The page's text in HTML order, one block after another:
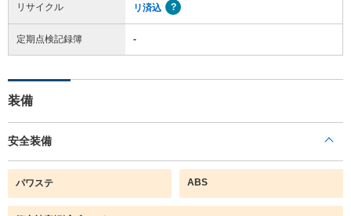
リサイクル リ済込
定期点検記録簿 -
装備
安全装備
パワステ ABS